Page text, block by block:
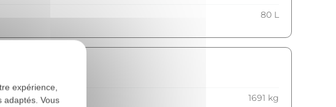
80 L
1691 kg
expérience,
adaptés. Vous